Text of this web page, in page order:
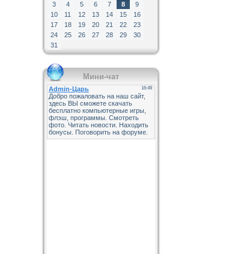
3
4 5 6 7 8
9
10
11 12 13 14 15
16
17
18 19 20 21 22
23
24
25 26 27 28 29
30
31
Мини-чат